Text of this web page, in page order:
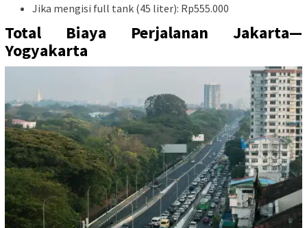
Jika mengisi full tank (45 liter): Rp555.000
Total Biaya Perjalanan Jakarta—
Yogyakarta